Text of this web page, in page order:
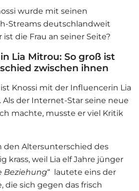
wurde mit seinen
Streams deutschlandweit
die Frau an seiner Seite?
Lia Mitrou: So groß ist
zwischen ihnen
Knossi mit der Influencerin Lia
der Internet-Star seine neue
machte, musste er viel Kritik
den Altersunterschied des
krass, weil Lia elf Jahre jünger
Beziehung“ lautete eins der
die sich gegen das frisch